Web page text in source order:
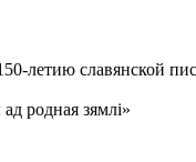
летию славянской
родная зямлi»